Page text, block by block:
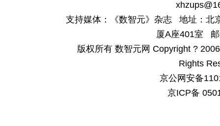
支持媒体：《数智元》杂志 地址：北
厦A座401室
版权所有 数智元网 Copyright ?
Rights
京公网安备
京ICP备